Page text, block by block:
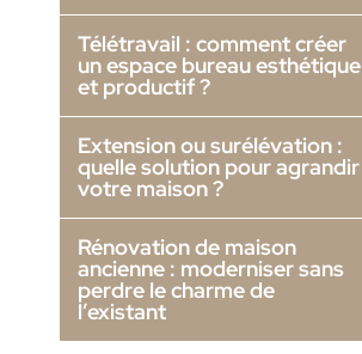
Télétravail : comment créer
un espace bureau esthétique
et productif ?
Extension ou surélévation :
quelle solution pour agrandir
votre maison ?
Rénovation de maison
ancienne : moderniser sans
perdre le charme de
l’existant